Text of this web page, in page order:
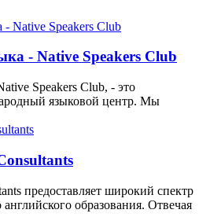
- Native Speakers Club
Speakers Club, - это
языковой центр. Мы
предоставляет широкий спектр
образования. Отвечая